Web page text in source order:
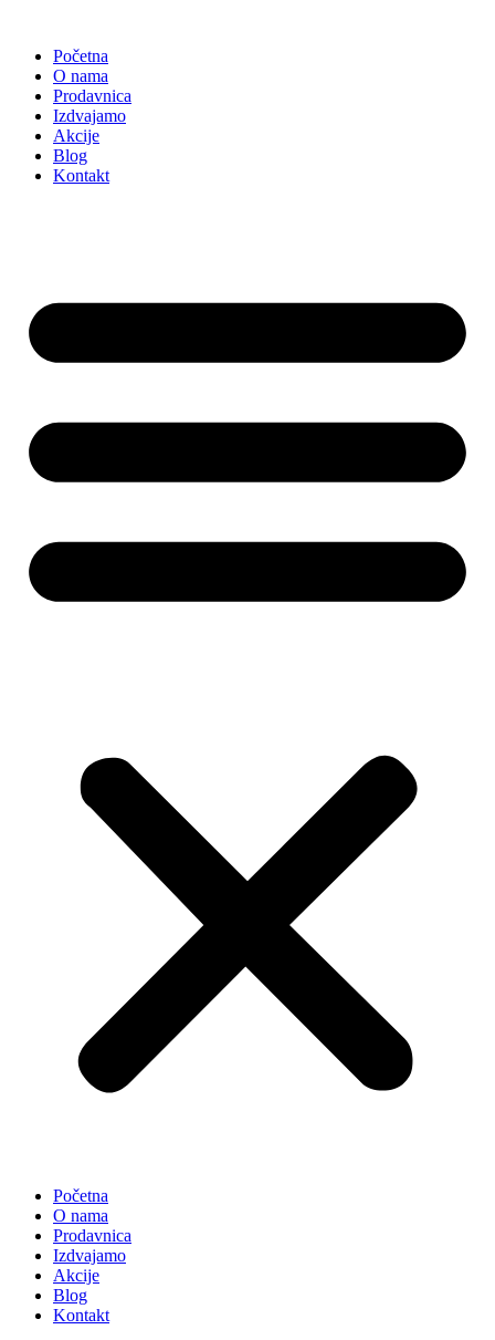
sadržajPočetna
O nama
Prodavnica
Izdvajamo
Akcije
Blog
Kontakt
Početna
O nama
Prodavnica
Izdvajamo
Akcije
Blog
Kontakt